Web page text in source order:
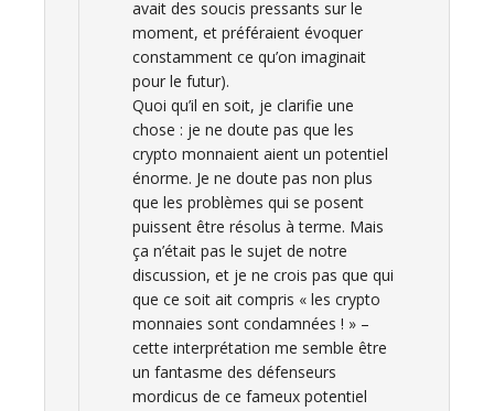
avait des soucis pressants sur le
moment, et préféraient évoquer
constamment ce qu’on imaginait
pour le futur).
Quoi qu’il en soit, je clarifie une
chose : je ne doute pas que les
crypto monnaient aient un potentiel
énorme. Je ne doute pas non plus
que les problèmes qui se posent
puissent être résolus à terme. Mais
ça n’était pas le sujet de notre
discussion, et je ne crois pas que qui
que ce soit ait compris « les crypto
monnaies sont condamnées ! » –
cette interprétation me semble être
un fantasme des défenseurs
mordicus de ce fameux potentiel